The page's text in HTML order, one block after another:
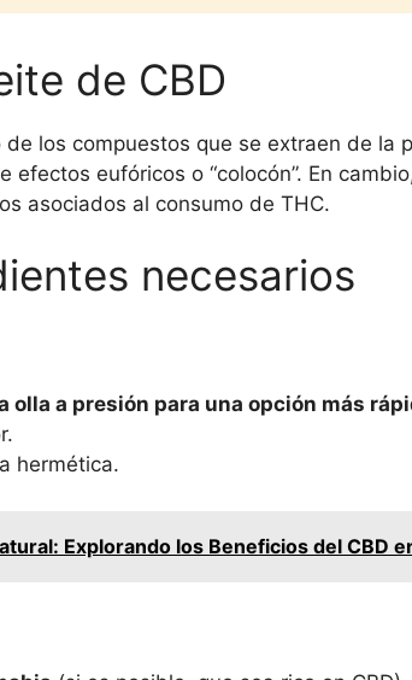
de CBD
de los compuestos que se extraen de
efectos eufóricos o “colocón”. En
asociados al consumo de THC.
necesarios
olla a presión para una opción más
hermética.
Explorando los Beneficios del CBD